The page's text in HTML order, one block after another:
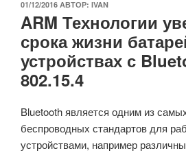
ОПУБЛИКОВАНО
01/12/2016 АВТОР: IVAN
ARM Технологии
срока жизни
устройствах с
802.15.4
Bluetooth является одним из
беспроводных стандартов для
устройствами, например